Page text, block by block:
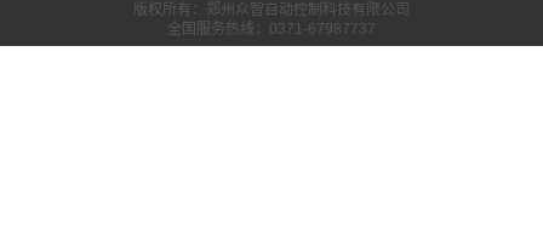
版权所有：郑州众智自动控制科技有限公司
全国服务热线：0371-67987737